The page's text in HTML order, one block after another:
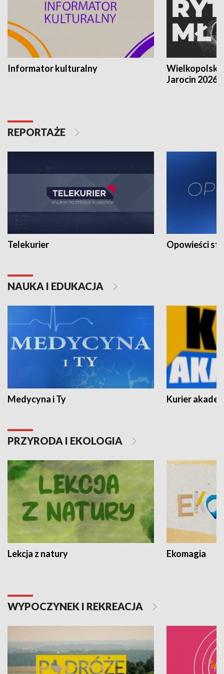
Informator kulturalny
Jarocin 2026
REPORTAŻE
Telekurier Opowieści
NAUKA I EDUKACJA
Medycyna i Ty Kurier
PRZYRODA I EKOLOGIA
Lekcja z natury Ekomagia
WYPOCZYNEK I REKREACJA